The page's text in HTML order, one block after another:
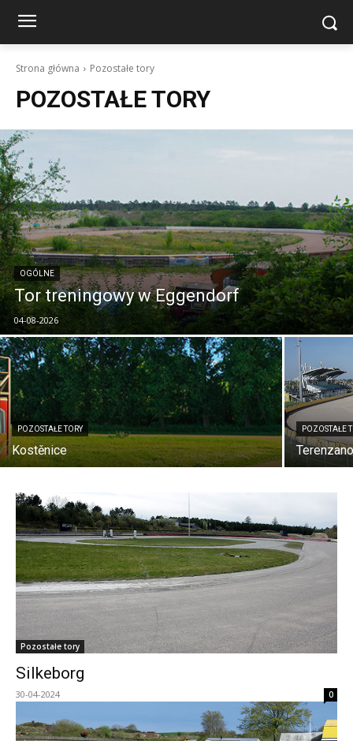
Strona główna Pozostałe tory
POZOSTAŁE TORY
OGÓLNE
Tor treningowy w Eggendorf
04-08-2026
POZOSTAŁE TORY
Kostěnice
POZOSTAŁE
Pozostałe tory
Silkeborg
30-04-2024 0